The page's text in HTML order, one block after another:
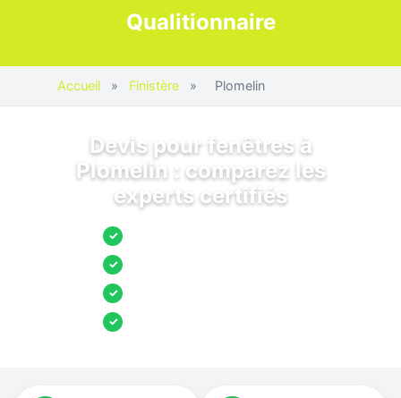
Qualitionnaire
Accueil » Finistère » Plomelin
Devis pour fenêtres à
Plomelin : comparez les
experts certifiés
✓
✓
✓
✓